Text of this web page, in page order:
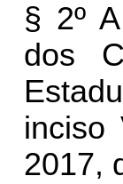
§ 2º
dos
2017,